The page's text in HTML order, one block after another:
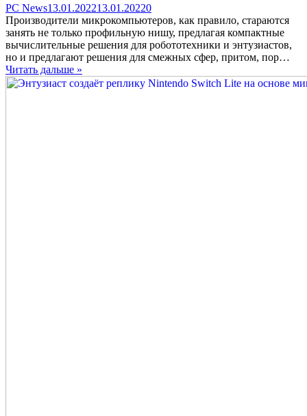
Categories
PC NewsPosted
on
13.01.202213.01.20220comments
on
Raspberry
Pi
CM4
идеальная
Производители микрокомпьютеров, как правило, стараются
занять не только профильную нишу, предлагая компактные
вычислительные решения для робототехники и энтузиастов,
но и предлагают решения для смежных сфер, притом, пор…
Читать дальше »